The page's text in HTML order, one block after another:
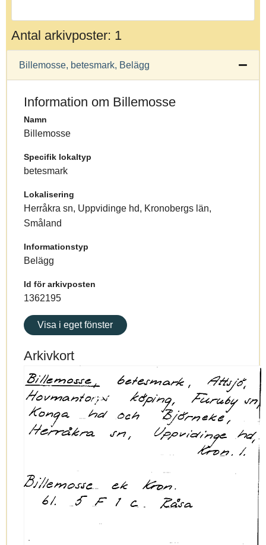
Antal arkivposter: 1
Billemosse, betesmark, Belägg
Information om Billemosse
Namn
Billemosse
Specifik lokaltyp
betesmark
Lokalisering
Herråkra sn, Uppvidinge hd, Kronobergs län,
Småland
Informationstyp
Belägg
Id för arkivposten
1362195
Visa i eget fönster
Arkivkort